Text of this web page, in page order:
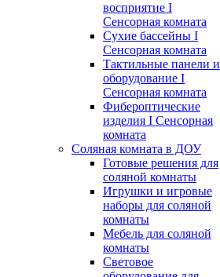
восприятие I
Сенсорная комната
Сухие бассейны I
Сенсорная комната
Тактильные панели и
оборудование I
Сенсорная комната
Фибероптические
изделия I Сенсорная
комната
Соляная комната в ДОУ
Готовые решения для
соляной комнаты
Игрушки и игровые
наборы для соляной
комнаты
Мебель для соляной
комнаты
Световое